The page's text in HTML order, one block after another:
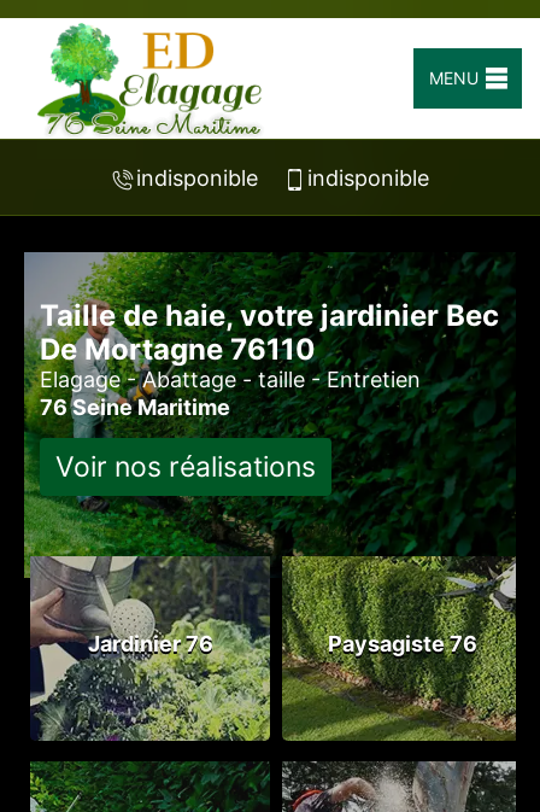
MENU
indisponible indisponible
Taille de haie, votre jardinier Bec
De Mortagne 76110
Elagage - Abattage - taille - Entretien
76 Seine Maritime
Voir nos réalisations
Jardinier 76 Paysagiste 76